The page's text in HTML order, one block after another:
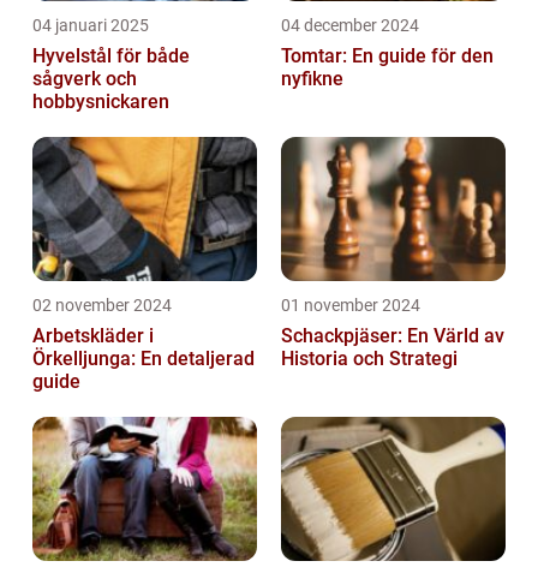
04 januari 2025
Hyvelstål för både
sågverk och
hobbysnickaren
04 december 2024
Tomtar: En guide för den
nyfikne
02 november 2024
Arbetskläder i
Örkelljunga: En detaljerad
guide
01 november 2024
Schackpjäser: En Värld av
Historia och Strategi